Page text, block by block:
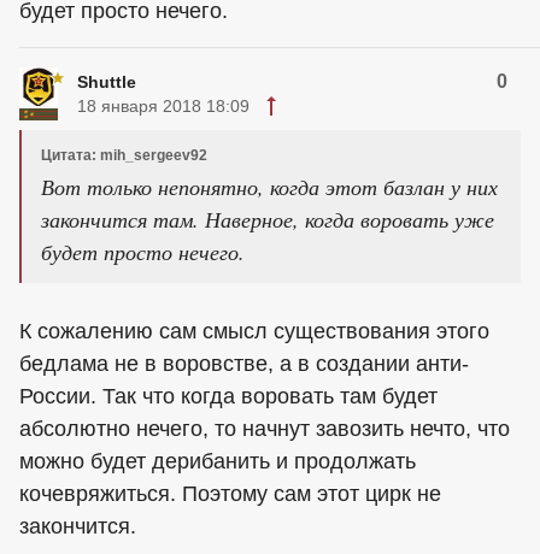
будет просто нечего.
Shuttle 0
18 января 2018 18:09
Цитата: mih_sergeev92
Вот только непонятно, когда этот базлан у них
закончится там. Наверное, когда воровать уже
будет просто нечего.
К сожалению сам смысл существования этого
бедлама не в воровстве, а в создании анти-
России. Так что когда воровать там будет
абсолютно нечего, то начнут завозить нечто, что
можно будет дерибанить и продолжать
кочевряжиться. Поэтому сам этот цирк не
закончится.